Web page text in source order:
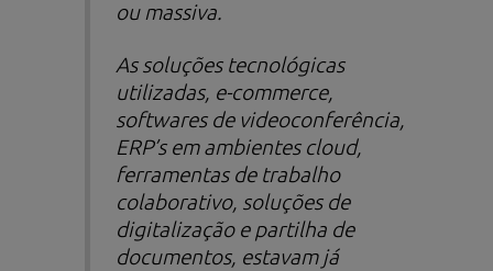
ou massiva.
As soluções tecnológicas
utilizadas, e-commerce,
softwaresde videoconferência,
ERP’s em ambientes cloud,
ferramentas de trabalho
colaborativo, soluções de
digitalização e partilha de
documentos, estavam já